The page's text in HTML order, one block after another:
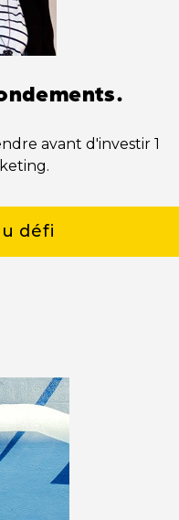
avant d'investir 1
défi